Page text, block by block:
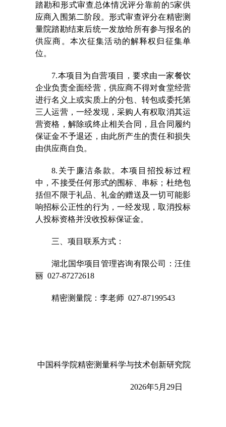
踏勘和形式审查总体情况评分靠前的5家供
应商入围第二阶段。形式审查评分在精密测
量院踏勘结束后统一发放给所有参与报名的
供应商。本次征集活动的解释权归征集单
位。
7.本项目为自营项目，要求由一家餐饮
企业负责全面经营，供应商不得对食堂经营
进行名义上或实质上的分包、转包或委托第
三人运营，一经发现，采购人有权取消其运
营资格，解除或终止相关合同，且合同履约
保证金不予退还 ，由此所产生的责任和损失
由供应商自负。
8.关于廉洁条款。本项目招投标过程
中，不接受任何形式的围标、串标；杜绝包
括但不限于礼品、礼金的赠送及一切可能影
响招标公正性的行为，一经发现，取消投标
人投标资格并没收投标保证金。
三、项目联系方式：
湖北国华项目管理咨询有限公司：汪佳
丽 027-87272618
精密测量院 ：李老师 027-87199543
中国科学院精密测量科学与技术创新研究院
2026年5月29日